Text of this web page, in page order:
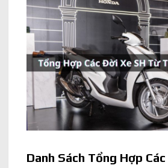
AI trong doanh nghiệp: Phân biệt RPA,
Ứng dụng AI trong doanh nghiệp để cắt
Ứng dụng AI cho chăm sóc khách hàng
24/7
Danh Sách Tổng Hợp